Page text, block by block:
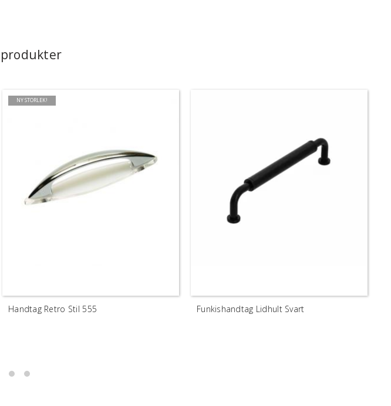
Handtag Retro Stil 555
NY STORLEK!
Funkishandtag Lidhult Svart